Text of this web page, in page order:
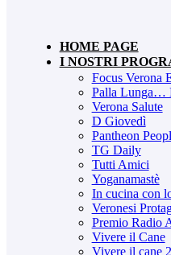
HOME PAGE
I NOSTRI
Focus Verona
Palla Lunga…
Verona Salute
D Giovedì
Pantheon
TG Daily
Tutti Amici
Yoganamastè
In cucina con
Veronesi
Premio Radio
Vivere il Cane
Vivere il cane